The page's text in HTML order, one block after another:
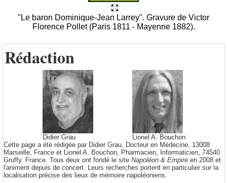
"Le baron Dominique-Jean Larrey". Gravure de Victor
Florence Pollet (Paris 1811 - Mayenne 1882).
Rédaction
Didier Grau
Lionel A. Bouchon
Cette page a été rédigée par Didier Grau, Docteur en Médecine, 13008
Marseille, France et Lionel A. Bouchon, Pharmacien, Informaticien, 74540
Gruffy. France. Tous deux ont fondé le site Napoléon & Empire en 2008 et
l'animent depuis de concert. Leurs recherches portent en particulier sur la
localisation précise des lieux de mémoire napoléoniens.